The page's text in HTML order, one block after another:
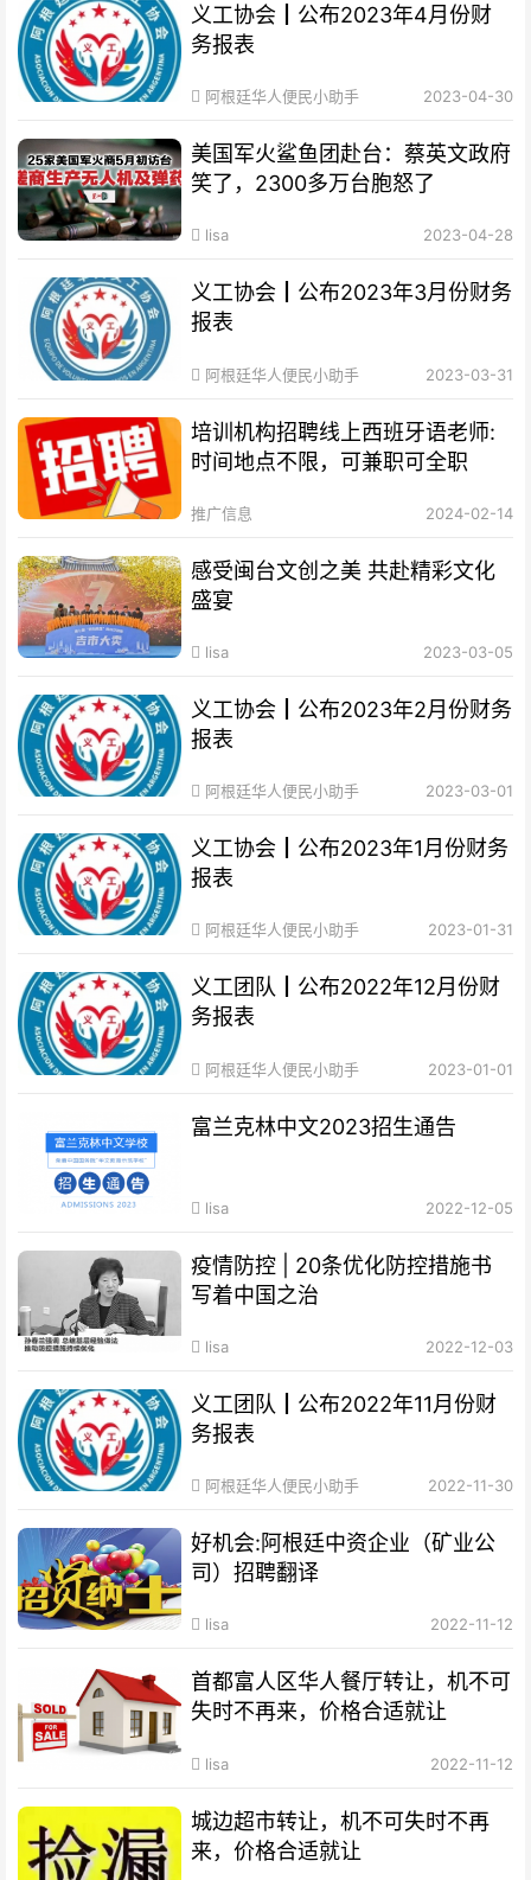
义工协会┃公布2023年4月份财
务报表
阿根廷华人便民小助手 2023-04-30
美国军火鲨鱼团赴台：蔡英文政府
笑了，2300多万台胞怒了
lisa 2023-04-28
义工协会┃公布2023年3月份财务
报表
阿根廷华人便民小助手 2023-03-31
培训机构招聘线上西班牙语老师:
时间地点不限，可兼职可全职
推广信息 2024-02-14
感受闽台文创之美 共赴精彩文化
盛宴
lisa 2023-03-05
义工协会┃公布2023年2月份财务
报表
阿根廷华人便民小助手 2023-03-01
义工协会┃公布2023年1月份财务
报表
阿根廷华人便民小助手 2023-01-31
义工团队┃公布2022年12月份财
务报表
阿根廷华人便民小助手 2023-01-01
富兰克林中文2023招生通告
lisa 2022-12-05
疫情防控 | 20条优化防控措施书
写着中国之治
lisa 2022-12-03
义工团队┃公布2022年11月份财
务报表
阿根廷华人便民小助手 2022-11-30
好机会:阿根廷中资企业（矿业公
司）招聘翻译
lisa 2022-11-12
首都富人区华人餐厅转让，机不可
失时不再来，价格合适就让
lisa 2022-11-12
城边超市转让，机不可失时不再
来，价格合适就让